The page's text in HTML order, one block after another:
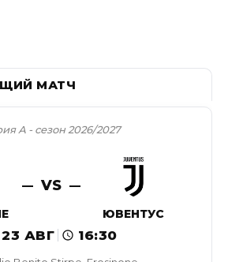
А - сезон 2026/2027
VS
ЮВЕНТУС
23 АВГ 16:30